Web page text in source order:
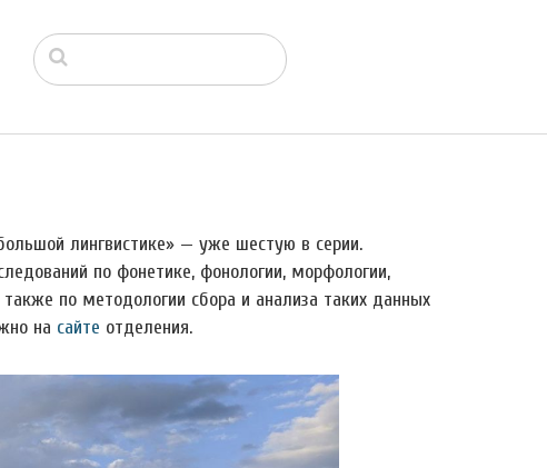
лингвистике» — уже шестую в серии.
по фонетике, фонологии, морфологии,
также по методологии сбора и анализа таких данных
на сайте отделения.